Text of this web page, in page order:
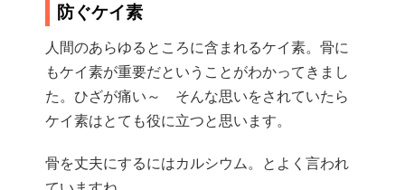
防ぐケイ素
人間のあらゆるところに含まれるケイ素。骨に
もケイ素が重要だということがわかってきまし
た。ひざが痛い～ そんな思いをされていたら
ケイ素はとても役に立つと思います。
骨を丈夫にするにはカルシウム。とよく言われ